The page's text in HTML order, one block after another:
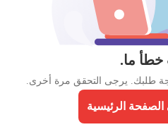
ما.
طلبك. يرجى التحقق مرة أخرى.
الصفحة الرئيسية